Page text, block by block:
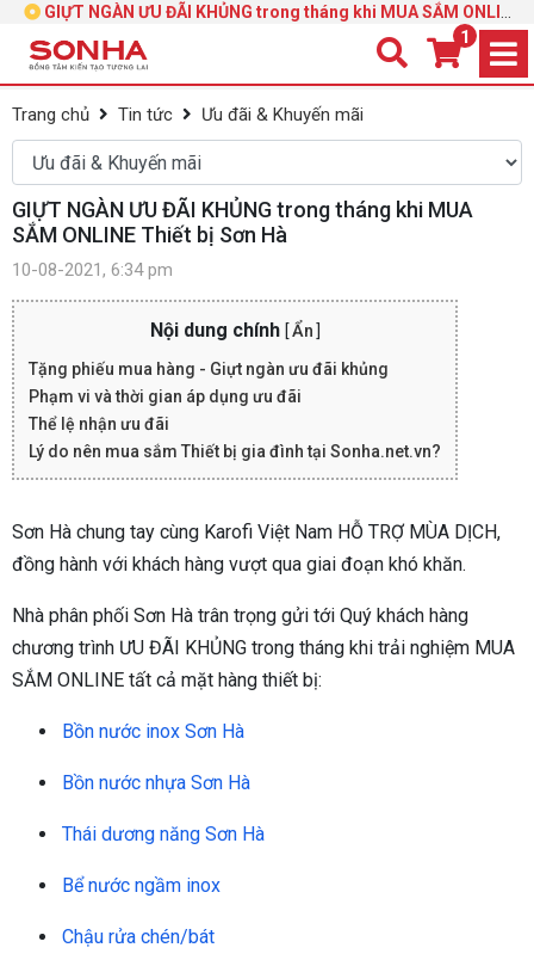
GIỰT NGÀN ƯU ĐÃI KHỦNG trong tháng khi MUA SẮM ONLINE
Thiết bị Sơn Hà
1
Trang chủ Tin tức Ưu đãi & Khuyến mãi
GIỰT NGÀN ƯU ĐÃI KHỦNG trong tháng khi MUA
SẮM ONLINE Thiết bị Sơn Hà
10-08-2021, 6:34 pm
Nội dung chính [Ẩn
Tặng phiếu mua hàng - Giựt ngàn ưu đãi khủng
Phạm vi và thời gian áp dụng ưu đãi
Thể lệ nhận ưu đãi
Lý do nên mua sắm Thiết bị gia đình tại Sonha.net.vn?
Sơn Hà chung tay cùng Karofi Việt Nam HỖ TRỢ MÙA DỊCH,
đồng hành với khách hàng vượt qua giai đoạn khó khăn.
Nhà phân phối Sơn Hà trân trọng gửi tới Quý khách hàng
chương trình ƯU ĐÃI KHỦNG trong tháng khi trải nghiệm MUA
SẮM ONLINE tất cả mặt hàng thiết bị:
Bồn nước inox Sơn Hà
Bồn nước nhựa Sơn Hà
Thái dương năng Sơn Hà
Bể nước ngầm inox
Chậu rửa chén/bát